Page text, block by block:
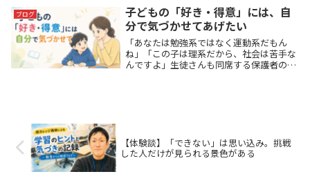
てみても、思っ...
ブログ
子どもの「好き・得意」には、自
分で気づかせてあげたい
「あなたは勉強系ではなく運動系だもん
ね」「この子は理系だから、社会は苦手な
んですよ」生徒さんも同席する保護者の方
【体験談】「できない」は思い込み。挑戦
した人だけが見られる景色がある